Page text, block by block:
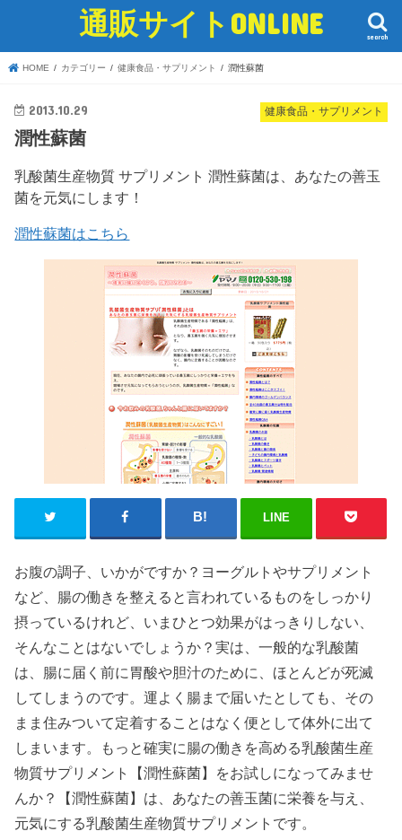
通販サイトONLINE search
HOME カテゴリー 健康食品・サプリメント 潤性蘇菌
健康食品・サプリメント
2013.10.29
潤性蘇菌
乳酸菌生産物質 サプリメント 潤性蘇菌は、あなたの善玉
菌を元気にします！
潤性蘇菌はこちら
LINE
お腹の調子、いかがですか？ヨーグルトやサプリメント
など、腸の働きを整えると言われているものをしっかり
摂っているけれど、いまひとつ効果がはっきりしない、
そんなことはないでしょうか？実は、一般的な乳酸菌
は、腸に届く前に胃酸や胆汁のために、ほとんどが死滅
してしまうのです。運よく腸まで届いたとしても、その
まま住みついて定着することはなく便として体外に出て
しまいます。もっと確実に腸の働きを高める乳酸菌生産
物質サプリメント【潤性蘇菌】をお試しになってみませ
んか？【潤性蘇菌】は、あなたの善玉菌に栄養を与え、
元気にする乳酸菌生産物質サプリメントです。